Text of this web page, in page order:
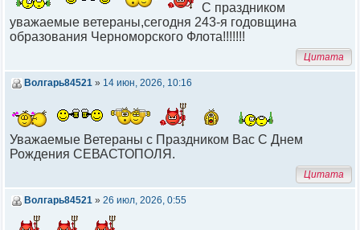
С праздником
уважаемые ветераны,сегодня 243-я годовщина
образования Черноморского Флота!!!!!!!
Цитата
Волгарь84521 » 14 июн, 2026, 10:16
Уважаемые Ветераны с Праздником Вас С Днем
Рождения СЕВАСТОПОЛЯ.
Цитата
Волгарь84521 » 26 июл, 2026, 0:55